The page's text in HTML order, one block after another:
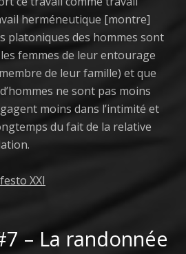
herméneutique [montre]
platoniques des hommes sont
femmes de leur entourage
de leur famille) et que
ne sont pas moins
moins dans l’intimité et
du fait de la relative
XXI
– La randonnée